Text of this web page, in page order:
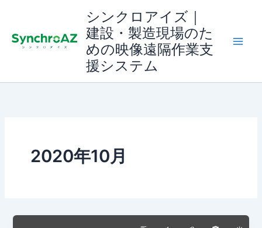
シンクロアイズ｜
建設・製造現場のた
めの映像遠隔作業支
援システム
2020年10月